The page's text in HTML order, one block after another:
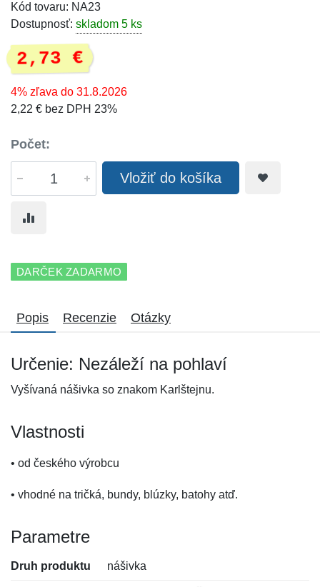
Kód tovaru: NA23
Dostupnosť: skladom 5 ks
2,73 €
4% zľava do 31.8.2026
2,22 € bez DPH 23%
Počet:
Vložiť do košíka
DARČEK ZADARMO
Popis Recenzie Otázky
Určenie: Nezáleží na pohlaví
Vyšívaná nášivka so znakom Karlštejnu.
Vlastnosti
• od českého výrobcu
• vhodné na tričká, bundy, blúzky, batohy atď.
Parametre
Druh produktu nášivka